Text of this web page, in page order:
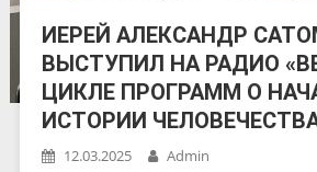
ИЕРЕЙ АЛЕКСАНДР
ВЫСТУПИЛ НА РАДИО
ЦИКЛЕ ПРОГРАММ О
ИСТОРИИ
12.03.2025 Admin